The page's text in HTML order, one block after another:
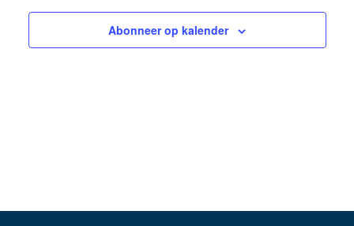
Abonneer op kalender